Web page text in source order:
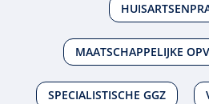
MAATSCHAPPELIJKE
SPECIALISTISCHE GGZ